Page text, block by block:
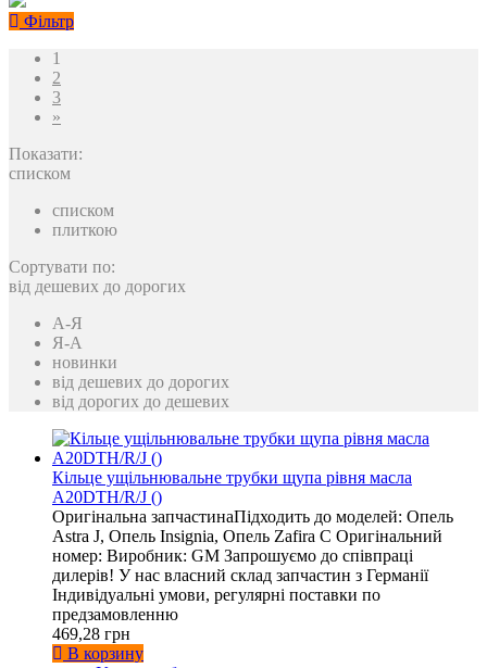
Фільтр
1
2
3
»
Показати:
списком
списком
плиткою
Сортувати по:
від дешевих до дорогих
A-Я
Я-A
новинки
від дешевих до дорогих
від дорогих до дешевих
Кільце ущільнювальне трубки щупа рівня масла
A20DTH/R/J ()
Оригінальна запчастинаПідходить до моделей: Опель
Astra J, Опель Insignia, Опель Zafira C Оригінальний
номер: Виробник: GM Запрошуємо до співпраці
дилерів! У нас власний склад запчастин з Германії
Індивідуальні умови, регулярні поставки по
предзамовленню
469,28 грн
В корзину